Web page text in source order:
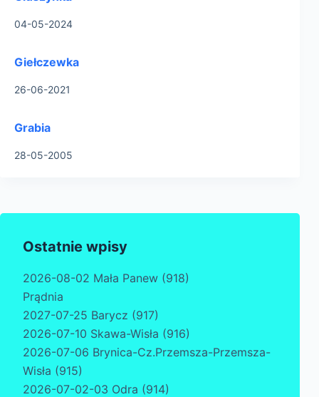
04-05-2024
Giełczewka
26-06-2021
Grabia
28-05-2005
Ostatnie wpisy
2026-08-02 Mała Panew (918)
Prądnia
2027-07-25 Barycz (917)
2026-07-10 Skawa-Wisła (916)
2026-07-06 Brynica-Cz.Przemsza-Przemsza-
Wisła (915)
2026-07-02-03 Odra (914)